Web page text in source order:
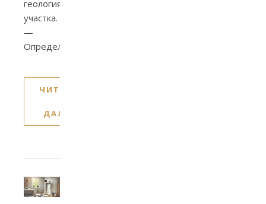
геология
участка.
—
Определение…
ЧИТАТЬ
ДАЛЕЕ